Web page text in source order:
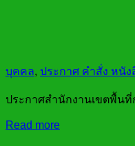
บุคคล, ประกาศ คำสั่ง หนัง
ประกาศสำนักงานเขตพื้นที่
Read more